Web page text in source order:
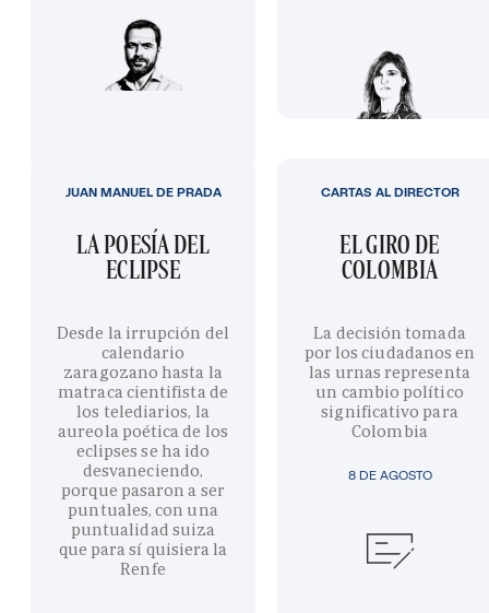
LA POESÍA DEL
ECLIPSE
Desde la irrupción del
calendario
zaragozano hasta la
matraca cientifista de
los telediarios, la
aureola poética de los
eclipses se ha ido
desvaneciendo,
porque pasaron a ser
puntuales, con una
puntualidad suiza
que para sí quisiera la
Renfe
JUAN MANUEL DE PRADA
8 DE AGOSTO
EL GIRO DE
COLOMBIA
La decisión tomada
por los ciudadanos en
las urnas representa
un cambio político
significativo para
Colombia
CARTAS AL DIRECTOR